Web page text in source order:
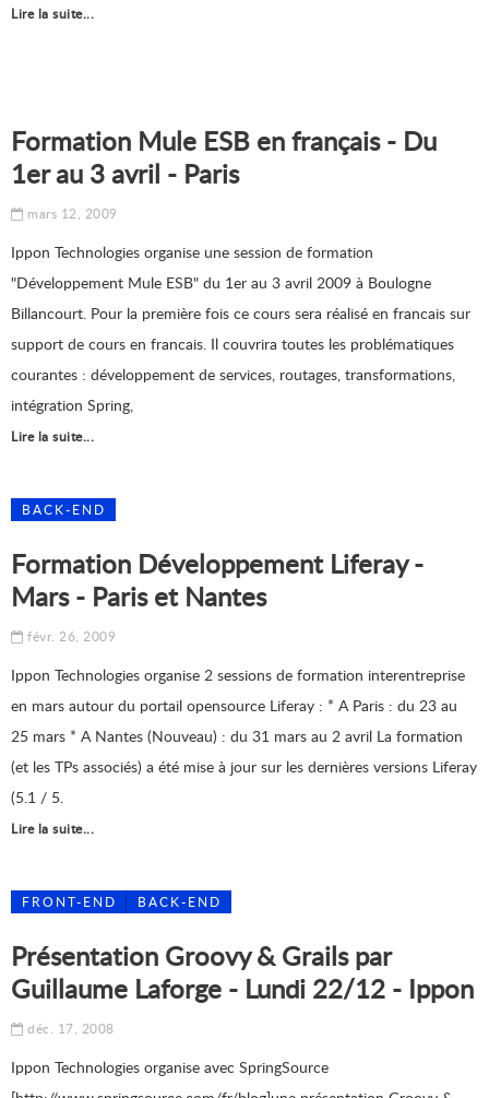
Lire la suite...
Formation Mule ESB en français - Du
1er au 3 avril - Paris
mars 12, 2009
Ippon Technologies organise une session de formation
"Développement Mule ESB" du 1er au 3 avril 2009 à Boulogne
Billancourt. Pour la première fois ce cours sera réalisé en francais sur
support de cours en francais. Il couvrira toutes les problématiques
courantes : développement de services, routages, transformations,
intégration Spring,
Lire la suite...
BACK-END
Formation Développement Liferay -
Mars - Paris et Nantes
févr. 26, 2009
Ippon Technologies organise 2 sessions de formation interentreprise
en mars autour du portail opensource Liferay : * A Paris : du 23 au
25 mars * A Nantes (Nouveau) : du 31 mars au 2 avril La formation
(et les TPs associés) a été mise à jour sur les dernières versions Liferay
(5.1 / 5.
Lire la suite...
FRONT-END BACK-END
Présentation Groovy & Grails par
Guillaume Laforge - Lundi 22/12 - Ippon
déc. 17, 2008
Ippon Technologies organise avec SpringSource